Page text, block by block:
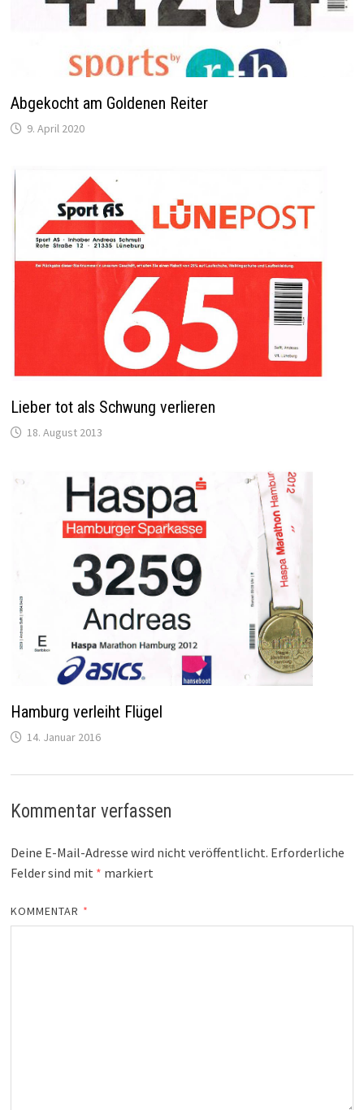
Abgekocht am Goldenen Reiter
9. April 2020
Lieber tot als Schwung verlieren
18. August 2013
Hamburg verleiht Flügel
14. Januar 2016
Kommentar verfassen
Deine E-Mail-Adresse wird nicht veröffentlicht. Erforderliche
Felder sind mit * markiert
KOMMENTAR *